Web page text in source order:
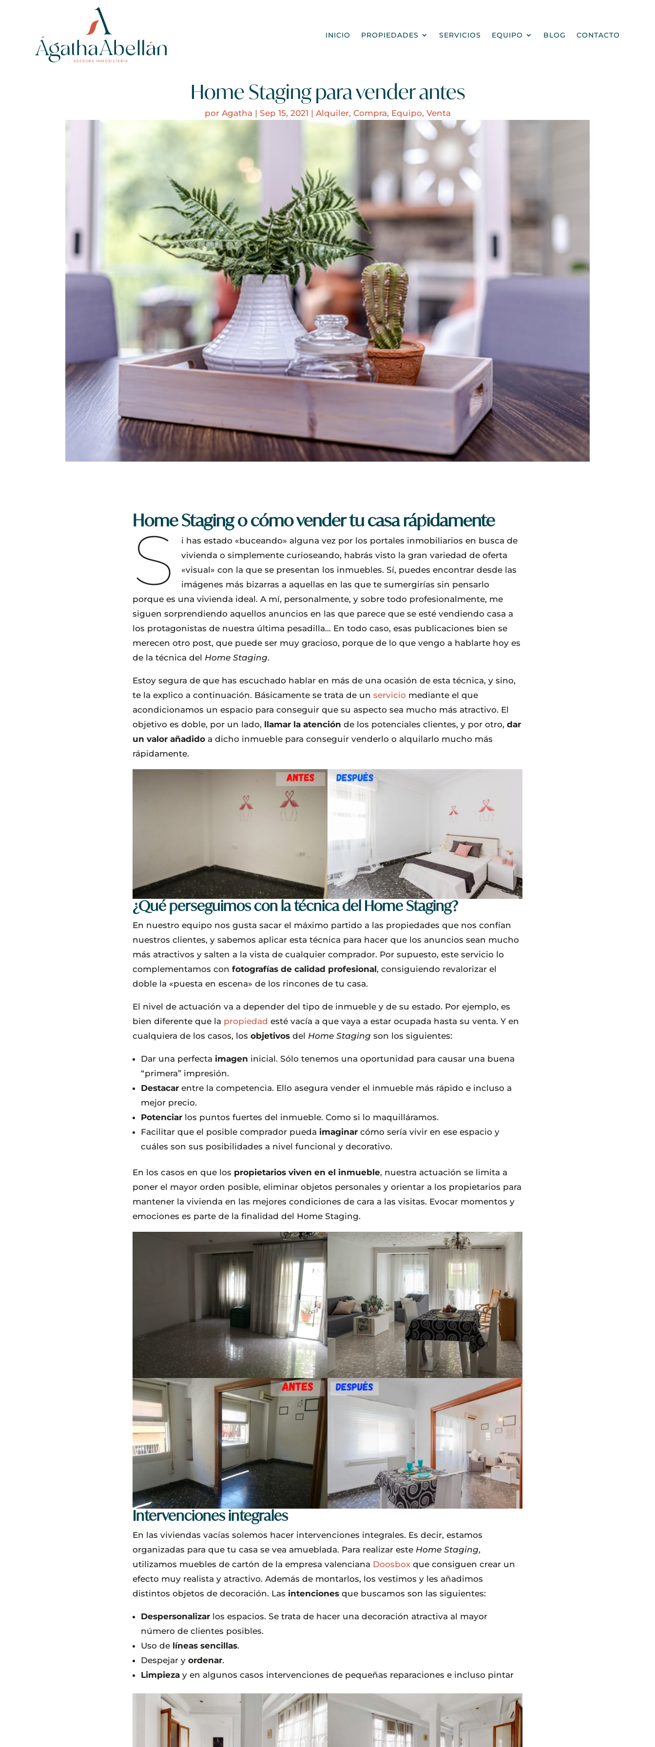
INICIO PROPIEDADES SERVICIOS EQUIPO BLOG CONTACTO
Home Staging para vender antes
por Agatha | Sep 15, 2021 | Alquiler, Compra, Equipo, Venta
Home Staging o cómo vender tu casa rápidamente
S
i has estado «buceando» alguna vez por los portales inmobiliarios en busca de
vivienda o simplemente curioseando, habrás visto la gran variedad de oferta
«visual» con la que se presentan los inmuebles. Sí, puedes encontrar desde las
imágenes más bizarras a aquellas en las que te sumergirías sin pensarlo
porque es una vivienda ideal. A mí, personalmente, y sobre todo profesionalmente, me
siguen sorprendiendo aquellos anuncios en las que parece que se esté vendiendo casa a
los protagonistas de nuestra última pesadilla… En todo caso, esas publicaciones bien se
merecen otro post, que puede ser muy gracioso, porque de lo que vengo a hablarte hoy es
de la técnica del Home Staging.
Estoy segura de que has escuchado hablar en más de una ocasión de esta técnica, y sino,
te la explico a continuación. Básicamente se trata de un servicio mediante el que
acondicionamos un espacio para conseguir que su aspecto sea mucho más atractivo. El
objetivo es doble, por un lado, llamar la atención de los potenciales clientes, y por otro, dar
un valor añadido a dicho inmueble para conseguir venderlo o alquilarlo mucho más
rápidamente.
¿Qué perseguimos con la técnica del Home Staging?
En nuestro equipo nos gusta sacar el máximo partido a las propiedades que nos confían
nuestros clientes, y sabemos aplicar esta técnica para hacer que los anuncios sean mucho
más atractivos y salten a la vista de cualquier comprador. Por supuesto, este servicio lo
complementamos con fotografías de calidad profesional, consiguiendo revalorizar el
doble la «puesta en escena» de los rincones de tu casa.
El nivel de actuación va a depender del tipo de inmueble y de su estado. Por ejemplo, es
bien diferente que la propiedad esté vacía a que vaya a estar ocupada hasta su venta. Y en
cualquiera de los casos, los objetivos del Home Staging son los siguientes:
Dar una perfecta imagen inicial. Sólo tenemos una oportunidad para causar una buena
“primera” impresión.
Destacar entre la competencia. Ello asegura vender el inmueble más rápido e incluso a
mejor precio.
Potenciar los puntos fuertes del inmueble. Como si lo maquilláramos.
Facilitar que el posible comprador pueda imaginar cómo sería vivir en ese espacio y
cuáles son sus posibilidades a nivel funcional y decorativo.
En los casos en que los propietarios viven en el inmueble, nuestra actuación se limita a
poner el mayor orden posible, eliminar objetos personales y orientar a los propietarios para
mantener la vivienda en las mejores condiciones de cara a las visitas. Evocar momentos y
emociones es parte de la finalidad del Home Staging.
Intervenciones integrales
En las viviendas vacías solemos hacer intervenciones integrales. Es decir, estamos
organizadas para que tu casa se vea amueblada. Para realizar este Home Staging,
utilizamos muebles de cartón de la empresa valenciana Doosbox que consiguen crear un
efecto muy realista y atractivo. Además de montarlos, los vestimos y les añadimos
distintos objetos de decoración. Las intenciones que buscamos son las siguientes:
Despersonalizar los espacios. Se trata de hacer una decoración atractiva al mayor
número de clientes posibles.
Uso de líneas sencillas.
Despejar y ordenar.
Limpieza y en algunos casos intervenciones de pequeñas reparaciones e incluso pintar